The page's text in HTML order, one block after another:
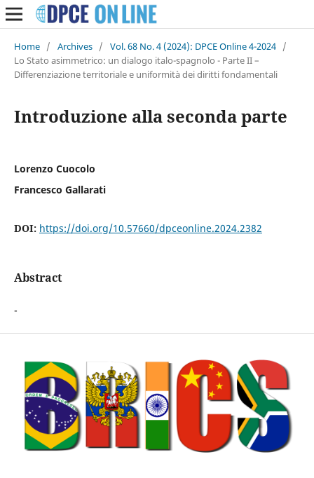
Home / Archives / Vol. 68 No. 4 (2024): DPCE Online 4-2024 /
Lo Stato asimmetrico: un dialogo italo-spagnolo - Parte II –
Differenziazione territoriale e uniformità dei diritti fondamentali
Introduzione alla seconda parte
Lorenzo Cuocolo
Francesco Gallarati
DOI: https://doi.org/10.57660/dpceonline.2024.2382
Abstract
-